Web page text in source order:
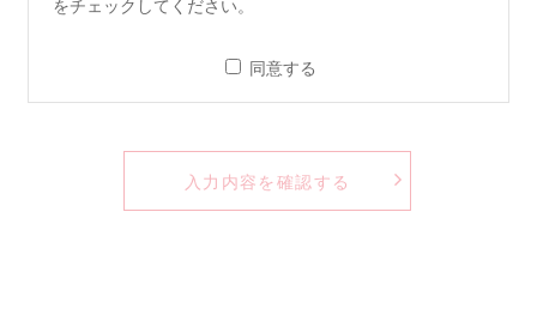
をチェックしてください。
同意する